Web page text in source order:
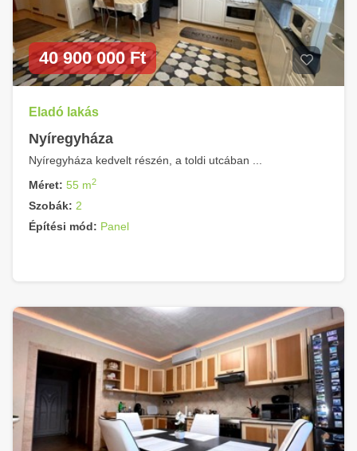
40 900 000 Ft
Eladó lakás
Nyíregyháza
Nyíregyháza kedvelt részén, a toldi utcában ...
Méret: 55 m2
Szobák: 2
Építési mód: Panel